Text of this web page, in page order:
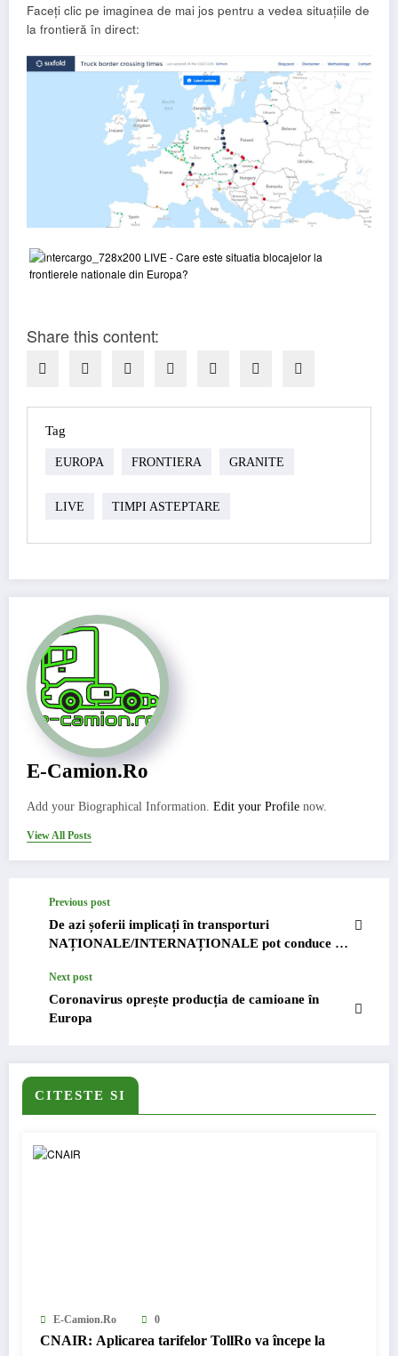
Faceți clic pe imaginea de mai jos pentru a vedea situațiile de
la frontieră în direct:
Share this content:
Tag
EUROPA FRONTIERA GRANITE
LIVE TIMPI ASTEPTARE
E-Camion.ro
Add your Biographical Information. Edit your Profile now.
View All Posts
Previous post
De azi șoferii implicați în transporturi
NAȚIONALE/INTERNAȚIONALE pot conduce 11
Next post
Coronavirus oprește producția de camioane în
Europa
CITESTE SI
E-Camion.ro 0
CNAIR: Aplicarea tarifelor TollRo va începe la